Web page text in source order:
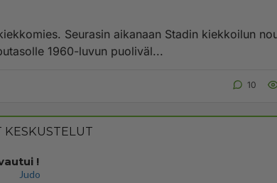
Seurasin aikanaan Stadin kiekkoilun
1960-luvun puoliväl...
10
KESKUSTELUT
!
Judo